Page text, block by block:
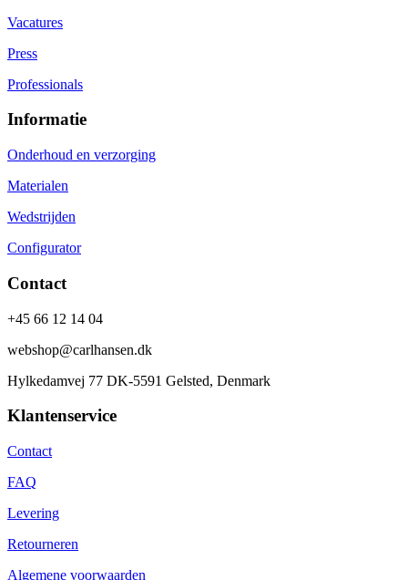
Vacatures
Press
Professionals
Informatie
Onderhoud en verzorging
Materialen
Wedstrijden
Configurator
Contact
+45 66 12 14 04
webshop@carlhansen.dk
Hylkedamvej 77 DK-5591 Gelsted, Denmark
Klantenservice
Contact
FAQ
Levering
Retourneren
Algemene voorwaarden